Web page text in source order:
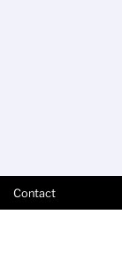
Contact